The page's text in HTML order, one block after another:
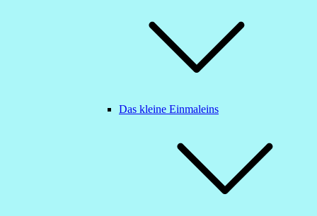
Das kleine Einmaleins